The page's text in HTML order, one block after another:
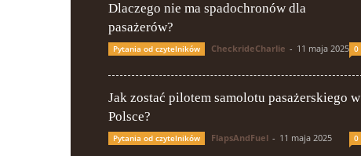
Dlaczego nie ma spadochronów dla
pasażerów?
Pytania od czytelników CheckrideCharlie - 11 maja 2025 0
Jak zostać pilotem samolotu pasażerskiego w
Polsce?
Pytania od czytelników FlapsAndFuel - 11 maja 2025 0